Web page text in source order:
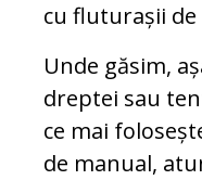
cu fluturașii de
Unde găsim,
dreptei sau
ce mai
de manual,